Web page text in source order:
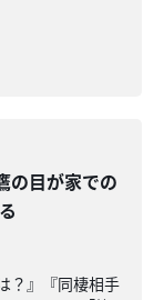
の目が家での
？』『同棲相手